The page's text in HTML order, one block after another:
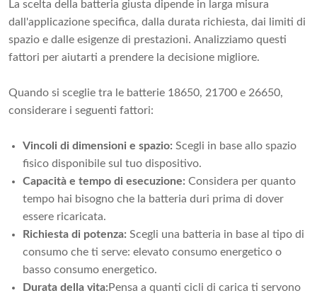
La scelta della batteria giusta dipende in larga misura
dall'applicazione specifica, dalla durata richiesta, dai limiti di
spazio e dalle esigenze di prestazioni. Analizziamo questi
fattori per aiutarti a prendere la decisione migliore.
Quando si sceglie tra le batterie 18650, 21700 e 26650,
considerare i seguenti fattori:
Vincoli di dimensioni e spazio: Scegli in base allo spazio
fisico disponibile sul tuo dispositivo.
Capacità e tempo di esecuzione: Considera per quanto
tempo hai bisogno che la batteria duri prima di dover
essere ricaricata.
Richiesta di potenza: Scegli una batteria in base al tipo di
consumo che ti serve: elevato consumo energetico o
basso consumo energetico.
Durata della vita: Pensa a quanti cicli di carica ti servono